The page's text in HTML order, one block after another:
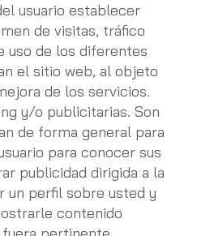
usuario establecer
de visitas, tráfico
uso de los diferentes
el sitio web, al objeto
de los servicios.
y/o publicitarias. Son
de forma general para
para conocer sus
publicidad dirigida a la
un perfil sobre usted y
contenido